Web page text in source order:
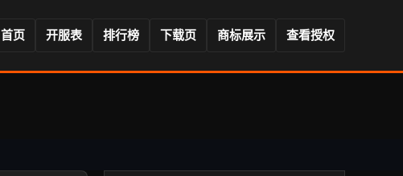
首页 开服表 排行榜 下载页 商标展示 查看授权